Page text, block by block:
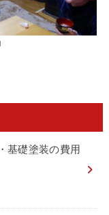
基礎塗装の費用